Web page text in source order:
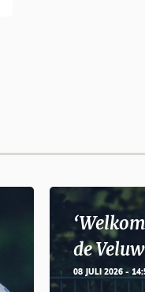
de
08 JULI 2026 -